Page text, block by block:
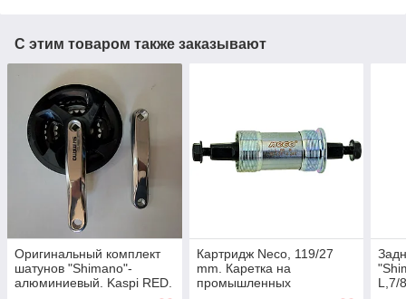
С этим товаром также заказывают
Оригинальный комплект
шатунов "Shimano"-
алюминиевый. Kaspi RED.
Картридж Neco, 119/27
mm. Каретка на
промышленных
L,7/